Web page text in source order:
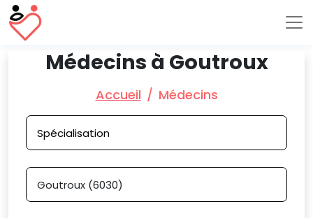
Médecins à Goutroux
Accueil Médecins